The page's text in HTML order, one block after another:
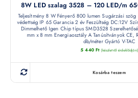
8W LED szalag 3528 – 120 LED/m
Teljesítmény 8 W Fényerő 800 lumen Sugárzási
védettség IP 65 Garancia 2 év Feszültség DC:12V
Dimmelhető Igen Chip típus SMD3528
mm x 8 mm Energiaosztály A Tanúsítványok CE,
db/méter Gyártó V-TAC
5 440 Ft (készletről érdeklődjön)
Kosárba teszem